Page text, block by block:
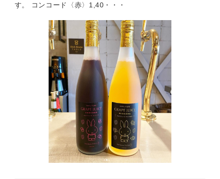
す。 コンコード〈赤〉1,40・・・